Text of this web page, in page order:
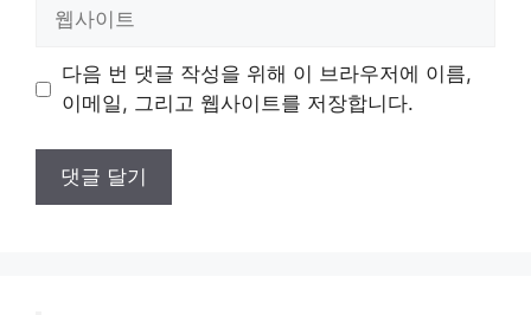
트
다음 번 댓글 작성을 위해 이 브라우저에 이름,
이메일, 그리고 웹사이트를 저장합니다.